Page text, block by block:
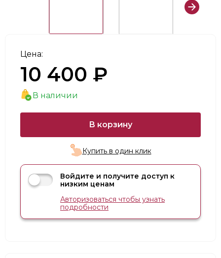
Цена:
10 400 ₽
В наличии
В корзину
Купить в один клик
Войдите и получите доступ к
низким ценам
Авторизоваться чтобы узнать
подробности